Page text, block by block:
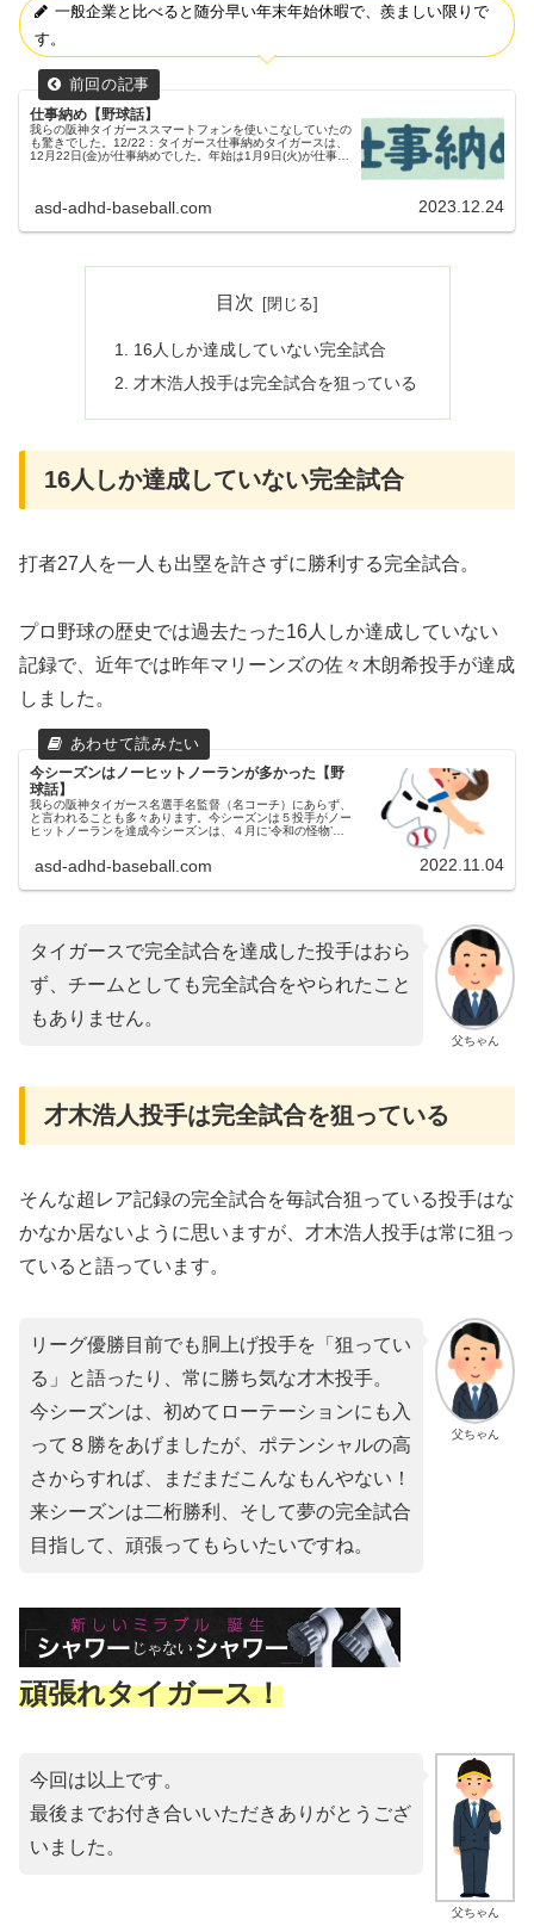
一般企業と比べると随分早い年末年始休暇で、羨ましい限りで
す。
仕事納め【野球話】
我らの阪神タイガーススマートフォンを使いこなしていたの
も驚きでした。12/22：タイガース仕事納めタイガースは、
12月22日(金)が仕事納めでした。年始は1月9日(火)が仕事始
asd-adhd-baseball.com 2023.12.24
目次
16人しか達成していない完全試合
才木浩人投手は完全試合を狙っている
16人しか達成していない完全試合
打者27人を一人も出塁を許さずに勝利する完全試合。
プロ野球の歴史では過去たった16人しか達成していない
記録で、近年では昨年マリーンズの佐々木朗希投手が達成
しました。
今シーズンはノーヒットノーランが多かった【野
球話】
我らの阪神タイガース名選手名監督（名コーチ）にあらず、
と言われることも多々あります。今シーズンは５投手がノー
ヒットノーランを達成今シーズンは、４月に‘令和の怪物’、
asd-adhd-baseball.com 2022.11.04
父ちゃん
タイガースで完全試合を達成した投手はおら
ず、チームとしても完全試合をやられたこと
もありません。
才木浩人投手は完全試合を狙っている
そんな超レア記録の完全試合を毎試合狙っている投手はな
かなか居ないように思いますが、才木浩人投手は常に狙っ
ていると語っています。
父ちゃん
リーグ優勝目前でも胴上げ投手を「狙ってい
る」と語ったり、常に勝ち気な才木投手。
今シーズンは、初めてローテーションにも入
って８勝をあげましたが、ポテンシャルの高
さからすれば、まだまだこんなもんやない！
来シーズンは二桁勝利、そして夢の完全試合
目指して、頑張ってもらいたいですね。
頑張れタイガース！
父ちゃん
今回は以上です。
最後までお付き合いいただきありがとうござ
いました。